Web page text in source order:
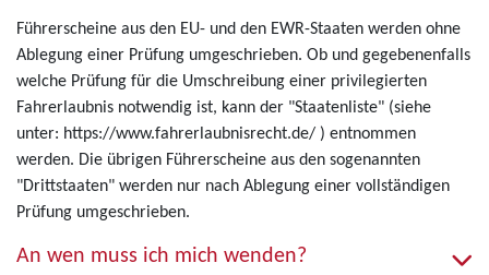
Führerscheine aus den EU- und den EWR-Staaten werden ohne
Ablegung einer Prüfung umgeschrieben. Ob und gegebenenfalls
welche Prüfung für die Umschreibung einer privilegierten
Fahrerlaubnis notwendig ist, kann der "Staatenliste" (siehe
unter: https://www.fahrerlaubnisrecht.de/ ) entnommen
werden. Die übrigen Führerscheine aus den sogenannten
"Drittstaaten" werden nur nach Ablegung einer vollständigen
Prüfung umgeschrieben.
An wen muss ich mich wenden?